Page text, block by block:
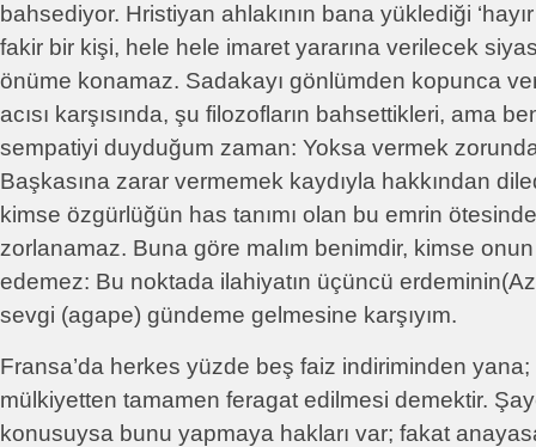
bahsediyor. Hristiyan ahlakının bana yüklediği
fakir bir kişi, hele hele imaret yararına verilecek
önüme konamaz. Sadakayı gönlümden kopunca
acısı karşısında, şu filozofların bahsettikleri, ama
sempatiyi duyduğum zaman: Yoksa vermek
Başkasına zarar vermemek kaydıyla hakkından
kimse özgürlüğün has tanımı olan bu emrin
zorlanamaz. Buna göre malım benimdir, kimse
edemez: Bu noktada ilahiyatın üçüncü
sevgi (agape) gündeme gelmesine karşıyım.
Fransa’da herkes yüzde beş faiz indiriminden
mülkiyetten tamamen feragat edilmesi demektir.
konusuysa bunu yapmaya hakları var; fakat